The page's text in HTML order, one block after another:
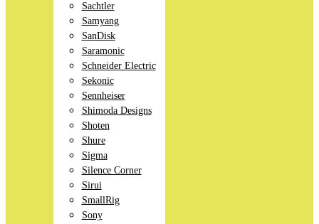
Sachtler
Samyang
SanDisk
Saramonic
Schneider Electric
Sekonic
Sennheiser
Shimoda Designs
Shoten
Shure
Sigma
Silence Corner
Sirui
SmallRig
Sony